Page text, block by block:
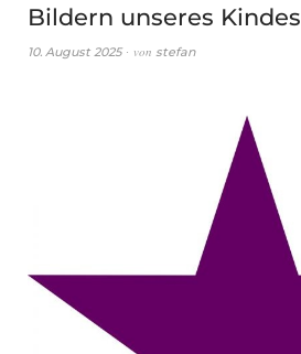
Bildern unseres Kindes
10. August 2025 von stefan